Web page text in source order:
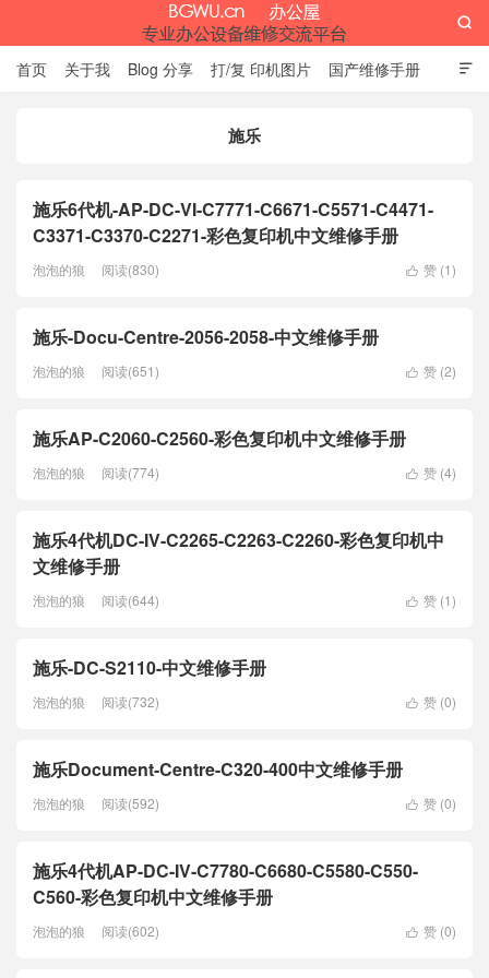

首页 关于我 Blog 分享 打/复 印机图片 国产维修手册

施乐
施乐6代机-AP-DC-VI-C7771-C6671-C5571-C4471-
C3371-C3370-C2271-彩色复印机中文维修手册
 赞 (1)
泡泡的狼 阅读(830)
施乐-Docu-Centre-2056-2058-中文维修手册
 赞 (2)
泡泡的狼 阅读(651)
施乐AP-C2060-C2560-彩色复印机中文维修手册
 赞 (4)
泡泡的狼 阅读(774)
施乐4代机DC-IV-C2265-C2263-C2260-彩色复印机中
文维修手册
 赞 (1)
泡泡的狼 阅读(644)
施乐-DC-S2110-中文维修手册
 赞 (0)
泡泡的狼 阅读(732)
施乐Document-Centre-C320-400中文维修手册
 赞 (0)
泡泡的狼 阅读(592)
施乐4代机AP-DC-IV-C7780-C6680-C5580-C550-
C560-彩色复印机中文维修手册
 赞 (0)
泡泡的狼 阅读(602)